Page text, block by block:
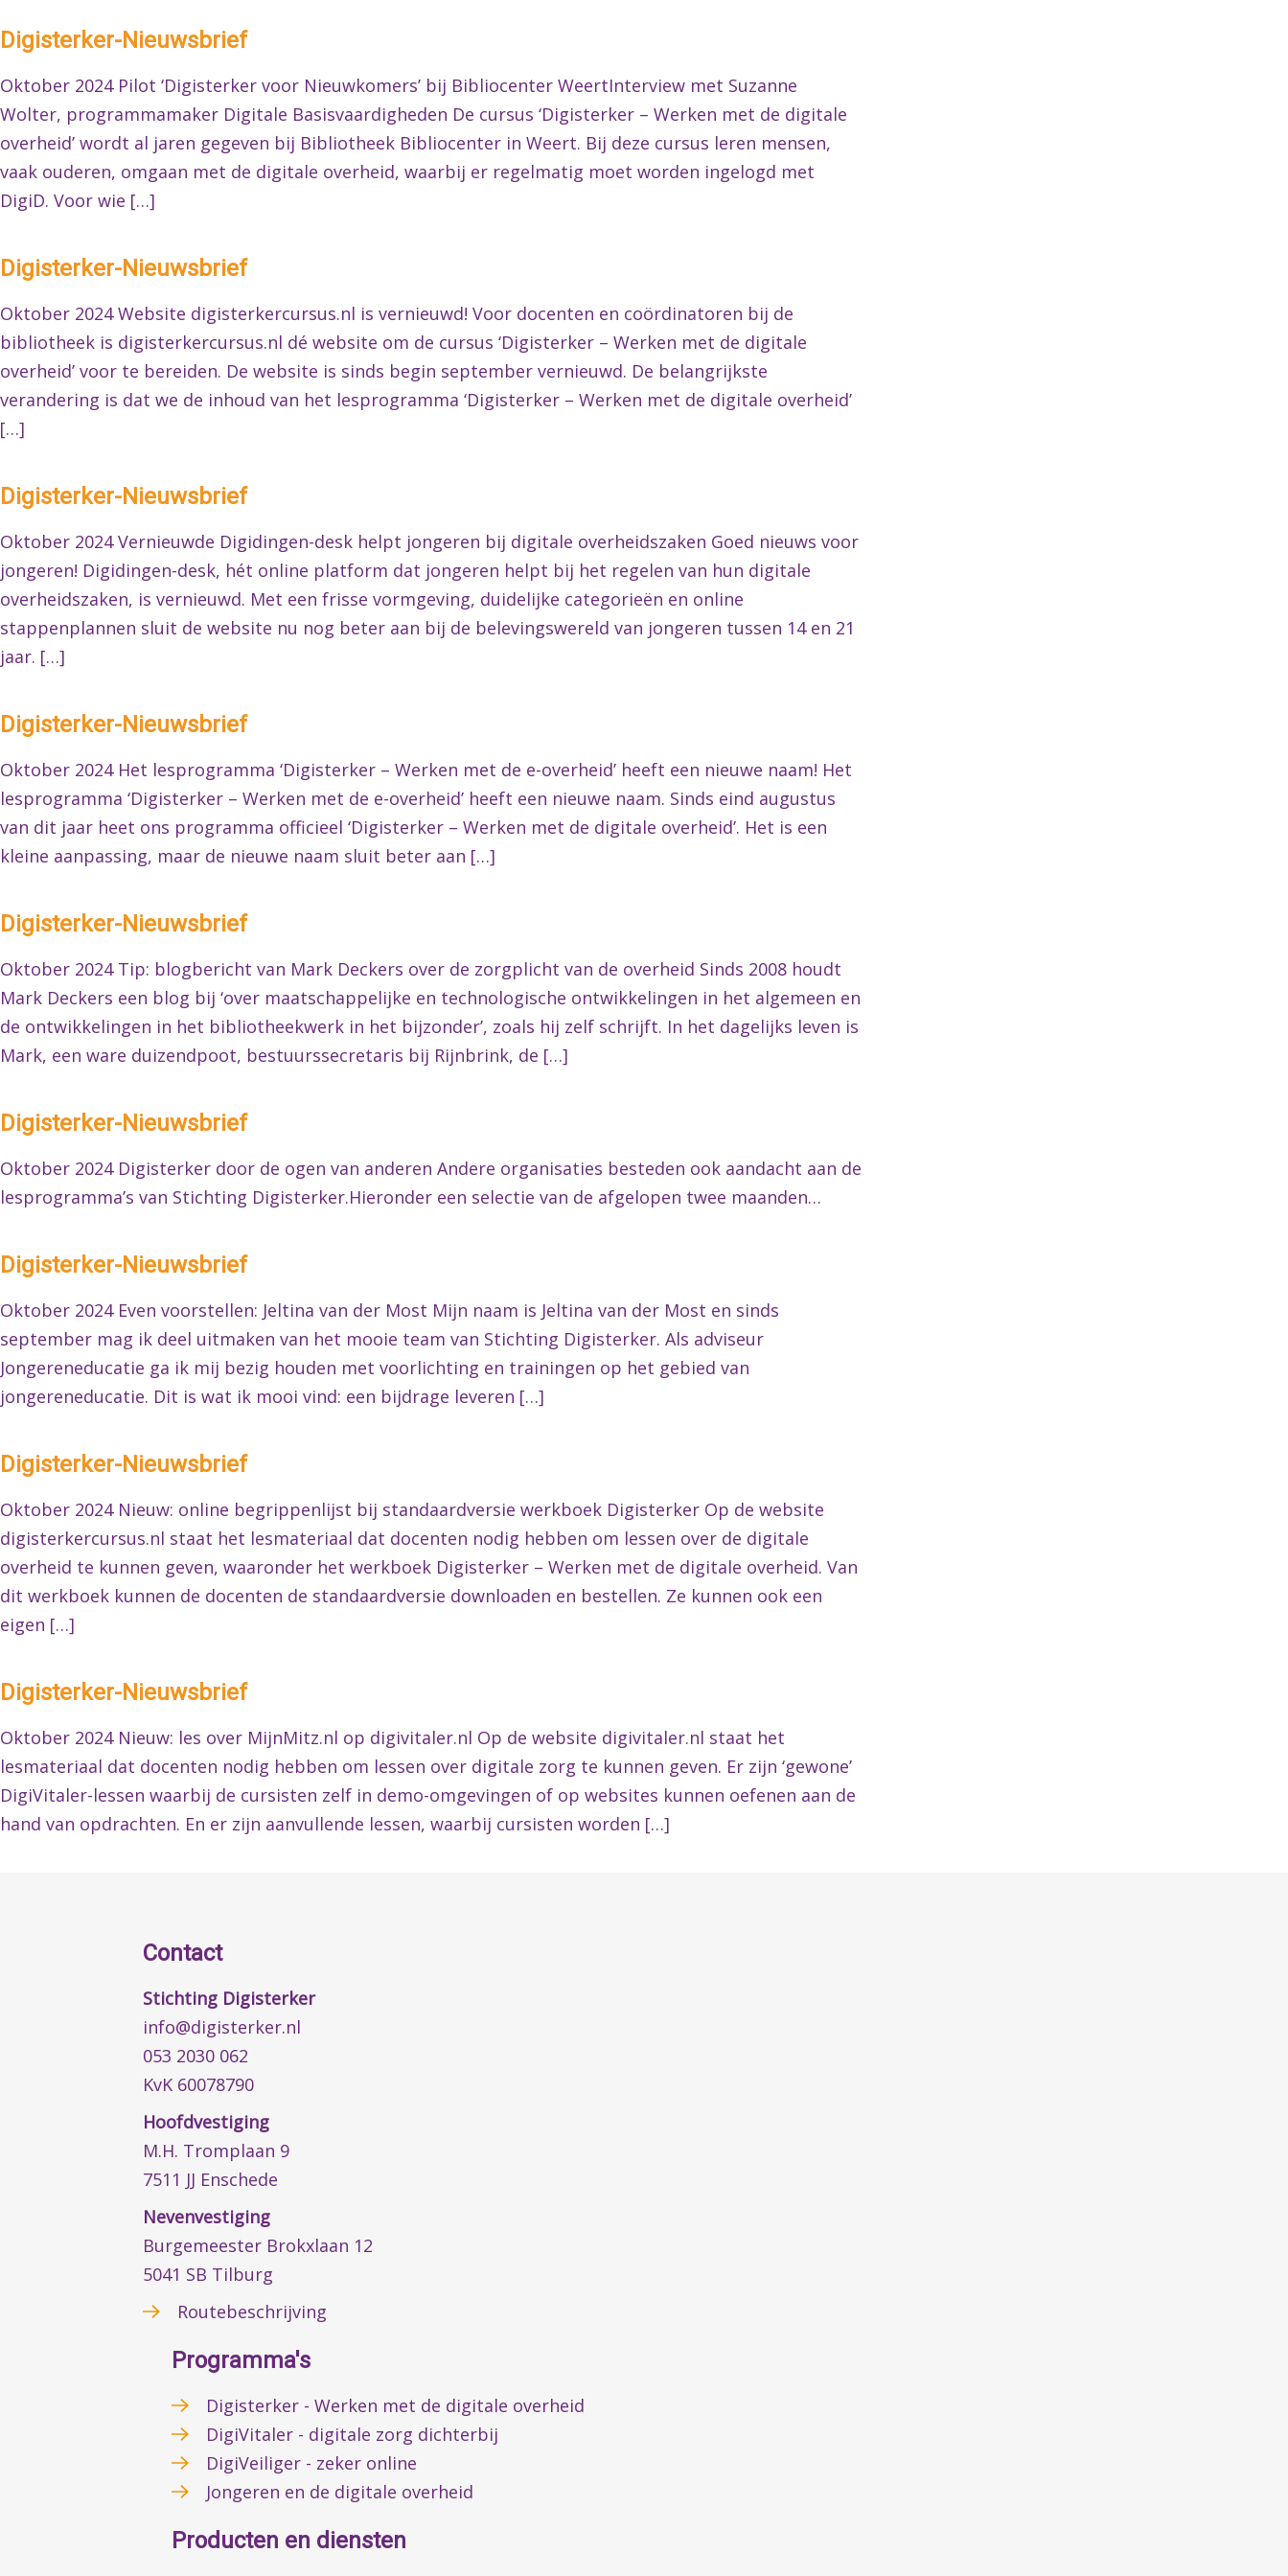
Digisterker-Nieuwsbrief
Oktober 2024 Pilot ‘Digisterker voor Nieuwkomers’ bij Bibliocenter WeertInterview met Suzanne
Wolter, programmamaker Digitale Basisvaardigheden De cursus ‘Digisterker – Werken met de digitale
overheid’ wordt al jaren gegeven bij Bibliotheek Bibliocenter in Weert. Bij deze cursus leren mensen,
vaak ouderen, omgaan met de digitale overheid, waarbij er regelmatig moet worden ingelogd met
DigiD. Voor wie […]
Digisterker-Nieuwsbrief
Oktober 2024 Website digisterkercursus.nl is vernieuwd! Voor docenten en coördinatoren bij de
bibliotheek is digisterkercursus.nl dé website om de cursus ‘Digisterker – Werken met de digitale
overheid’ voor te bereiden. De website is sinds begin september vernieuwd. De belangrijkste
verandering is dat we de inhoud van het lesprogramma ‘Digisterker – Werken met de digitale overheid’
[…]
Digisterker-Nieuwsbrief
Oktober 2024 Vernieuwde Digidingen-desk helpt jongeren bij digitale overheidszaken Goed nieuws voor
jongeren! Digidingen-desk, hét online platform dat jongeren helpt bij het regelen van hun digitale
overheidszaken, is vernieuwd. Met een frisse vormgeving, duidelijke categorieën en online
stappenplannen sluit de website nu nog beter aan bij de belevingswereld van jongeren tussen 14 en 21
jaar. […]
Digisterker-Nieuwsbrief
Oktober 2024 Het lesprogramma ‘Digisterker – Werken met de e-overheid’ heeft een nieuwe naam! Het
lesprogramma ‘Digisterker – Werken met de e-overheid’ heeft een nieuwe naam. Sinds eind augustus
van dit jaar heet ons programma officieel ‘Digisterker – Werken met de digitale overheid’. Het is een
kleine aanpassing, maar de nieuwe naam sluit beter aan […]
Digisterker-Nieuwsbrief
Oktober 2024 Tip: blogbericht van Mark Deckers over de zorgplicht van de overheid Sinds 2008 houdt
Mark Deckers een blog bij ‘over maatschappelijke en technologische ontwikkelingen in het algemeen en
de ontwikkelingen in het bibliotheekwerk in het bijzonder’, zoals hij zelf schrijft. In het dagelijks leven is
Mark, een ware duizendpoot, bestuurssecretaris bij Rijnbrink, de […]
Digisterker-Nieuwsbrief
Oktober 2024 Digisterker door de ogen van anderen Andere organisaties besteden ook aandacht aan de
lesprogramma’s van Stichting Digisterker.Hieronder een selectie van de afgelopen twee maanden…
Digisterker-Nieuwsbrief
Oktober 2024 Even voorstellen: Jeltina van der Most Mijn naam is Jeltina van der Most en sinds
september mag ik deel uitmaken van het mooie team van Stichting Digisterker. Als adviseur
Jongereneducatie ga ik mij bezig houden met voorlichting en trainingen op het gebied van
jongereneducatie. Dit is wat ik mooi vind: een bijdrage leveren […]
Digisterker-Nieuwsbrief
Oktober 2024 Nieuw: online begrippenlijst bij standaardversie werkboek Digisterker Op de website
digisterkercursus.nl staat het lesmateriaal dat docenten nodig hebben om lessen over de digitale
overheid te kunnen geven, waaronder het werkboek Digisterker – Werken met de digitale overheid. Van
dit werkboek kunnen de docenten de standaardversie downloaden en bestellen. Ze kunnen ook een
eigen […]
Digisterker-Nieuwsbrief
Oktober 2024 Nieuw: les over MijnMitz.nl op digivitaler.nl Op de website digivitaler.nl staat het
lesmateriaal dat docenten nodig hebben om lessen over digitale zorg te kunnen geven. Er zijn ‘gewone’
DigiVitaler-lessen waarbij de cursisten zelf in demo-omgevingen of op websites kunnen oefenen aan de
hand van opdrachten. En er zijn aanvullende lessen, waarbij cursisten worden […]
Contact
Stichting Digisterker
info@digisterker.nl
053 2030 062
KvK 60078790
Hoofdvestiging
M.H. Tromplaan 9
7511 JJ Enschede
Nevenvestiging
Burgemeester Brokxlaan 12
5041 SB Tilburg
Routebeschrijving
Programma's
Digisterker - Werken met de digitale overheid
DigiVitaler - digitale zorg dichterbij
DigiVeiliger - zeker online
Jongeren en de digitale overheid
Producten en diensten